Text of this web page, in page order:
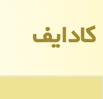
كادایف